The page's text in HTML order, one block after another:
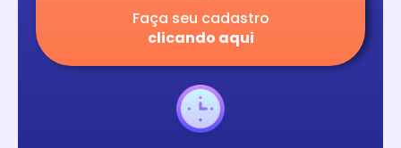
Faça seu cadastro
clicando aqui